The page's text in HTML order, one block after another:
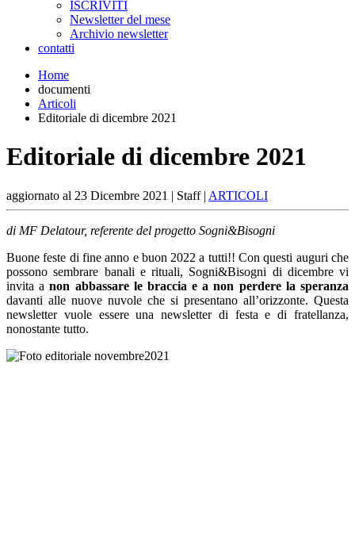
ISCRIVITI
Newsletter del mese
Archivio newsletter
contatti
Home
documenti
Articoli
Editoriale di dicembre 2021
Editoriale di dicembre 2021
aggiornato al 23 Dicembre 2021 | Staff | ARTICOLI
di MF Delatour, referente del progetto Sogni&Bisogni
Buone feste di fine anno e buon 2022 a tutti!! Con questi auguri che
possono sembrare banali e rituali, Sogni&Bisogni di dicembre vi
invita anon abbassare le braccia e a non perdere la speranza
davanti alle nuove nuvole che si presentano all’orizzonte. Questa
newsletter vuole essere una newsletter di festa e di fratellanza,
nonostante tutto.